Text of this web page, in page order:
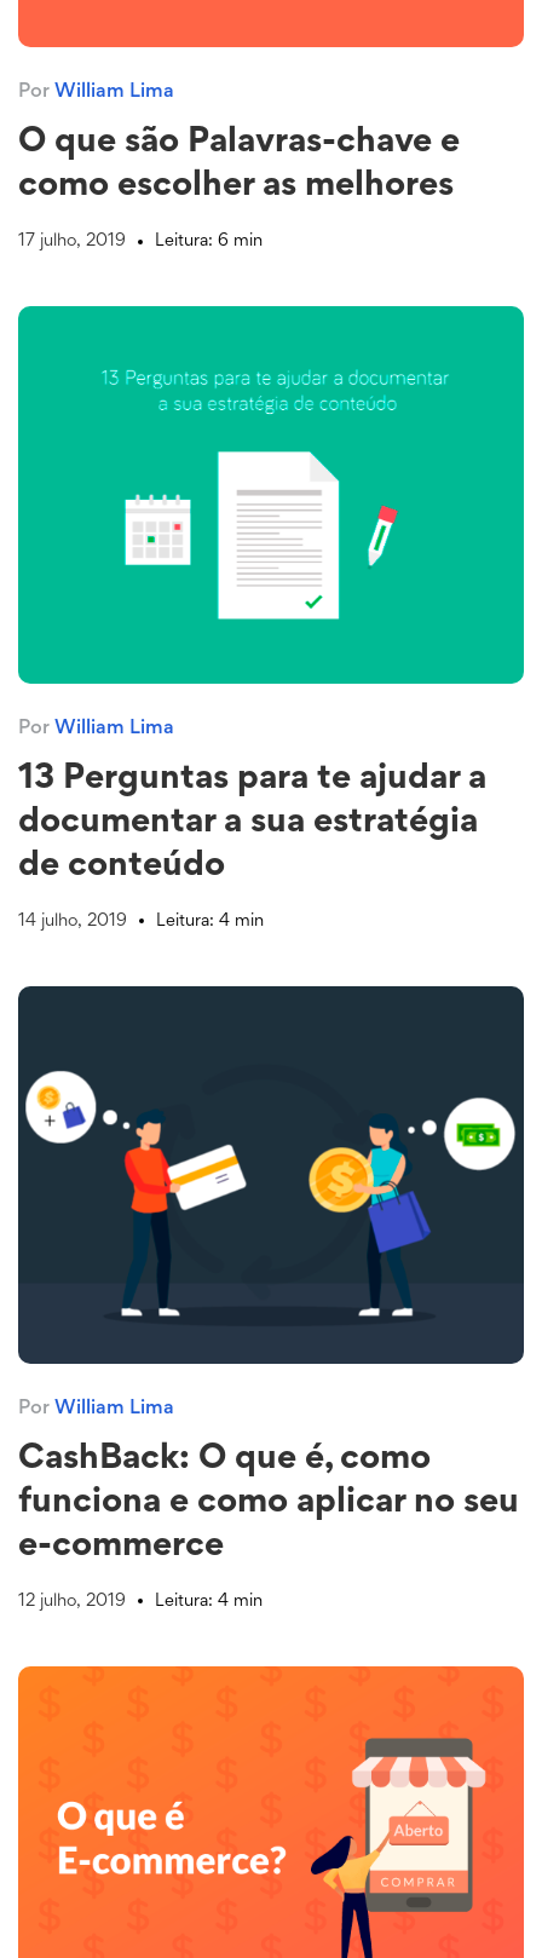
Por William Lima
O que são Palavras-chave e
como escolher as melhores
17 julho, 2019 Leitura: 6 min
Por William Lima
13 Perguntas para te ajudar a
documentar a sua estratégia
de conteúdo
14 julho, 2019 Leitura: 4 min
Por William Lima
CashBack: O que é, como
funciona e como aplicar no seu
e-commerce
12 julho, 2019 Leitura: 4 min